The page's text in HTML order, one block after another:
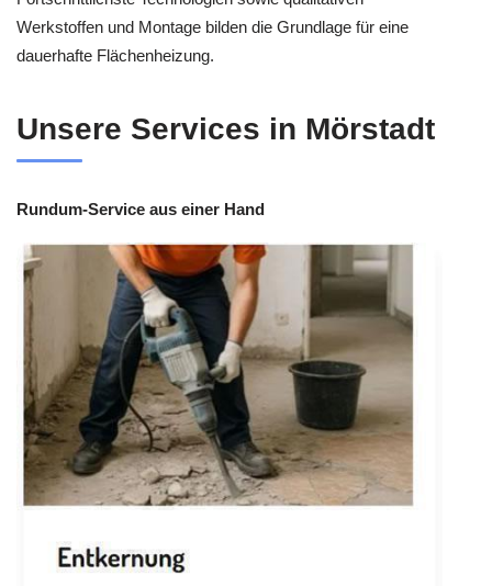
Werkstoffen und Montage bilden die Grundlage für eine
dauerhafte Flächenheizung.
Unsere Services in Mörstadt
Rundum-Service aus einer Hand